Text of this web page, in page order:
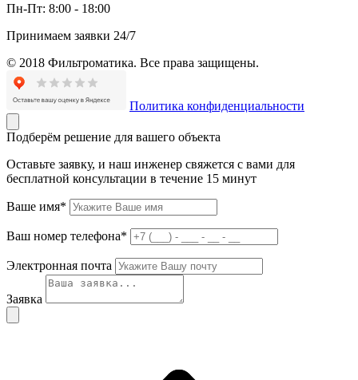
Пн-Пт: 8:00 - 18:00
Принимаем заявки 24/7
© 2018 Фильтроматика. Все права защищены.
Политика конфиденциальности
Подберём решение для вашего объекта
Оставьте заявку, и наш инженер свяжется с вами для
бесплатной консультации в течение 15 минут
Ваше имя*
Ваш номер телефона*
Электронная почта
Заявка